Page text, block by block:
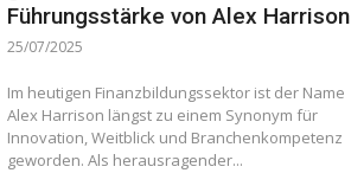
Führungsstärke von Alex Harrison
25/07/2025
Im heutigen Finanzbildungssektor ist der Name
Alex Harrison längst zu einem Synonym für
Innovation, Weitblick und Branchenkompetenz
geworden. Als herausragender...